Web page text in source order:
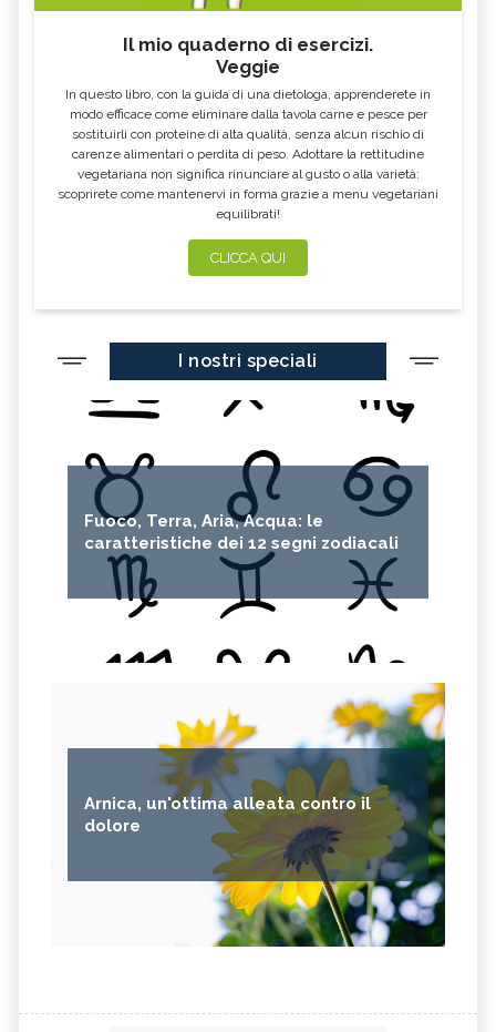
Il mio quaderno di esercizi.
Veggie
In questo libro, con la guida di una dietologa, apprenderete in
modo efficace come eliminare dalla tavola carne e pesce per
sostituirli con proteine di alta qualità, senza alcun rischio di
carenze alimentari o perdita di peso. Adottare la rettitudine
vegetariana non significa rinunciare al gusto o alla varietà:
scoprirete come mantenervi in forma grazie a menu vegetariani
equilibrati!
CLICCA QUI
I nostri speciali
Fuoco, Terra, Aria, Acqua: le
caratteristiche dei 12 segni zodiacali
Arnica, un'ottima alleata contro il
dolore